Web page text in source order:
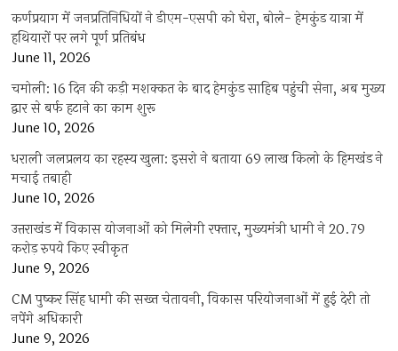
कर्णप्रयाग में जनप्रतिनिधियों ने डीएम-एसपी को घेरा, बोले- हेमकुंड यात्रा में
हथियारों पर लगे पूर्ण प्रतिबंध
June 11, 2026
चमोली: 16 दिन की कड़ी मशक्कत के बाद हेमकुंड साहिब पहुंची सेना, अब मुख्य
द्वार से बर्फ हटाने का काम शुरू
June 10, 2026
धराली जलप्रलय का रहस्य खुला: इसरो ने बताया 69 लाख किलो के हिमखंड ने
मचाई तबाही
June 10, 2026
उत्तराखंड में विकास योजनाओं को मिलेगी रफ्तार, मुख्यमंत्री धामी ने 20.79
करोड़ रुपये किए स्वीकृत
June 9, 2026
CM पुष्कर सिंह धामी की सख्त चेतावनी, विकास परियोजनाओं में हुई देरी तो
नपेंगे अधिकारी
June 9, 2026